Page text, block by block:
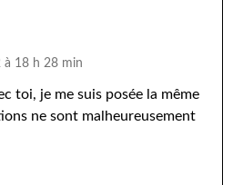
à 18 h 28 min
toi, je me suis posée la même
ne sont malheureusement